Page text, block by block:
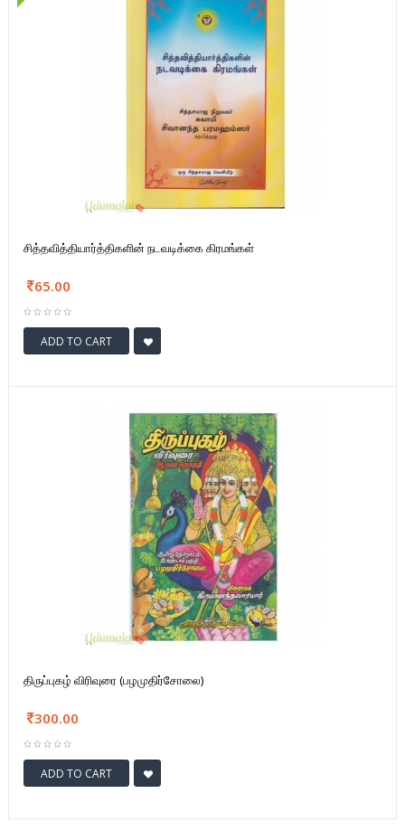
சித்தவித்தியார்த்திகளின் நடவடிக்கை கிரமங்கள்
65.00
ADD TO CART
திருப்புகழ் விரிவுரை (பழமுதிர்சோலை)
300.00
ADD TO CART